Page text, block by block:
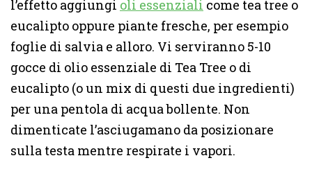
l’effetto aggiungi oli essenziali come tea tree o
eucalipto oppure piante fresche, per esempio
foglie di salvia e alloro. Vi serviranno 5-10
gocce di olio essenziale di Tea Tree o di
eucalipto (o un mix di questi due ingredienti)
per una pentola di acqua bollente. Non
dimenticate l’asciugamano da posizionare
sulla testa mentre respirate i vapori.